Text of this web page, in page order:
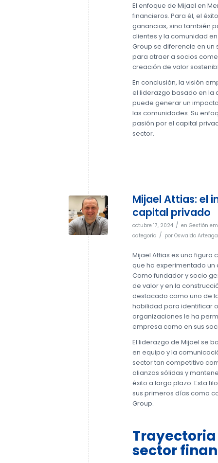
El enfoque de Mijael en
financieros. Para él, el
ganancias, sino también
clientes y la comunidad
Group se diferencie en
para atraer a socios
creación de valor
En conclusión, la visión
el liderazgo basado en la
puede generar un
las comunidades. Su
pasión por el capital
sector.
Mijael Attias: el
capital privado
octubre 17, 2024 / en Gestión
categoría / por Oswaldo Arteaga
Mijael Attias es una figura
que ha experimentado un
Como fundador y socio
de valor y en la
destacado como uno de
habilidad para identificar
organizaciones le ha
empresa como en sus
El liderazgo de Mijael se
en equipo y la
sector tan competitivo
alianzas sólidas y
éxito a largo plazo. Esta
sus primeros días como
Group.
sector